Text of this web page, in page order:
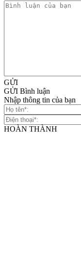
GỬI
GỬI Bình luận
Nhập thông tin của bạn
HOÀN THÀNH